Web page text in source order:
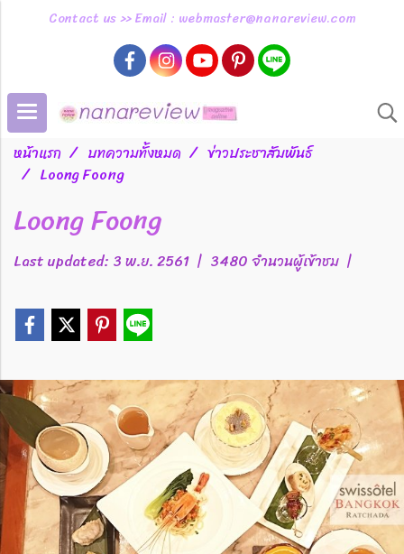
Contact us >> Email : webmaster@nanareview.com
หน้าแรก บทความทั้งหมด
ข่าวประชาสัมพันธ์
Loong Foong
Loong Foong
Last updated: 3 พ.ย. 2561 | 3480 จำนวนผู้เข้าชม |